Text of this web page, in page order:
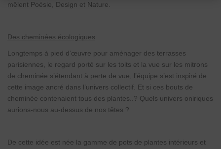
mêlent Poésie, Design et Nature.
Des cheminées écologiques
Longtemps à pied d’œuvre pour aménager des terrasses
parisiennes, le regard porté sur les toits et la vue sur les mitrons
de cheminée s’étendant à perte de vue, l’équipe s’est inspiré de
cette image ancré dans l’univers collectif. Et si ces bouts de
cheminée contenaient tous des plantes..? Quels univers oniriques
aurions-nous au-dessus de nos têtes ?
De cette idée est née la gamme de pots de plantes intérieurs et